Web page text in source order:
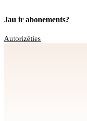
Jau ir abonements?
Autorizēties